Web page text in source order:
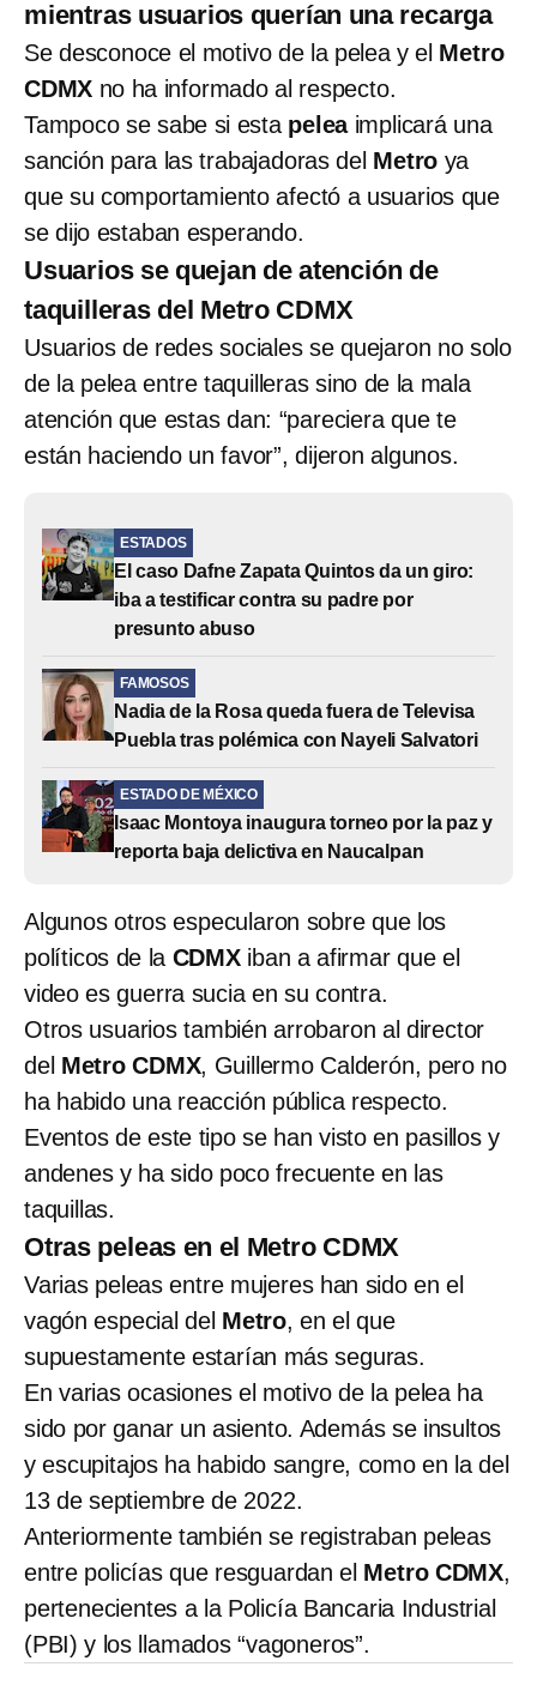
mientras usuarios querían una recarga
Se desconoce el motivo de la pelea y el Metro
CDMX no ha informado al respecto.
Tampoco se sabe si esta peleaimplicará una
sanción para las trabajadoras del Metro ya
que su comportamiento afectó a usuarios que
se dijo estaban esperando.
Usuarios se quejan de atención de
taquilleras del Metro CDMX
Usuarios de redes sociales se quejaron no solo
de la pelea entre taquilleras sino de la mala
atención que estas dan: “pareciera que te
están haciendo un favor”, dijeron algunos.
ESTADOS
El caso Dafne Zapata Quintos da un giro:
iba a testificar contra su padre por
presunto abuso
FAMOSOS
Nadia de la Rosa queda fuera de Televisa
Puebla tras polémica con Nayeli Salvatori
ESTADO DE MÉXICO
Isaac Montoya inaugura torneo por la paz y
reporta baja delictiva en Naucalpan
Algunos otros especularon sobre que los
políticos de la CDMXiban a afirmar que el
video es guerra sucia en su contra.
Otros usuarios también arrobaron al director
del Metro CDMX, Guillermo Calderón, pero no
ha habido una reacción pública respecto.
Eventos de este tipo se han visto en pasillos y
andenes y ha sido poco frecuente en las
taquillas.
Otras peleas en el Metro CDMX
Varias peleas entre mujeres han sido en el
vagón especial del Metro, en el que
supuestamente estarían más seguras.
En varias ocasiones el motivo de la pelea ha
sido por ganar un asiento. Además se insultos
y escupitajos ha habido sangre, como en la del
13 de septiembre de 2022.
Anteriormente también se registraban peleas
entre policías que resguardan el Metro CDMX,
pertenecientes a la Policía Bancaria Industrial
(PBI) y los llamados “vagoneros”.